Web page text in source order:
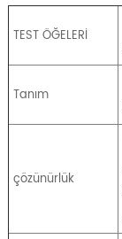
TEST ÖĞELERİ
Tanım
çözünürlük